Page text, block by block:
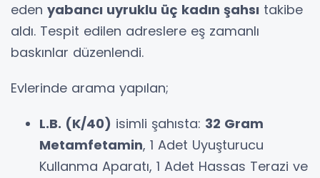
eden yabancı uyruklu üç kadın şahsı takibe
aldı. Tespit edilen adreslere eş zamanlı
baskınlar düzenlendi.
Evlerinde arama yapılan;
L.B. (K/40) isimli şahısta: 32 Gram
Metamfetamin, 1 Adet Uyuşturucu
Kullanma Aparatı, 1 Adet Hassas Terazi ve